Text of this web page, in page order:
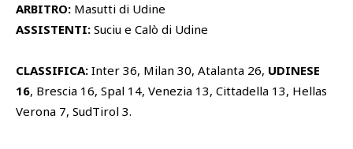
ARBITRO: Masutti di Udine
ASSISTENTI: Suciu e Calò di Udine
CLASSIFICA: Inter 36, Milan 30, Atalanta 26, UDINESE
16, Brescia 16, Spal 14, Venezia 13, Cittadella 13, Hellas
Verona 7, SudTirol 3.